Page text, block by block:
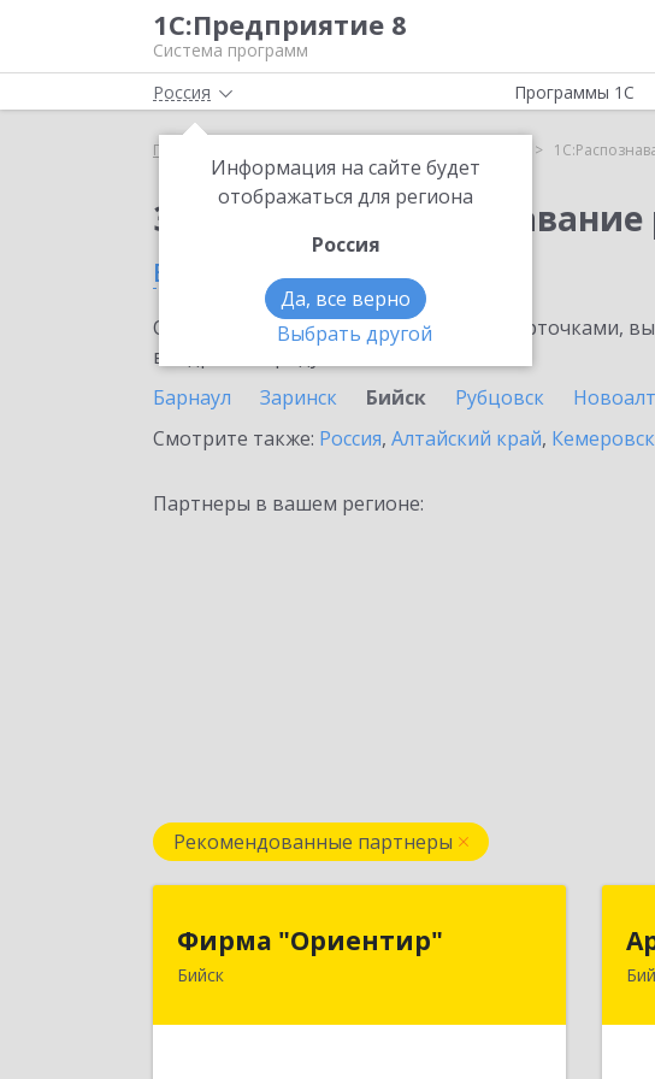
1С:Предприятие 8
Система программ
Россия
Информация на сайте будет
отображаться для региона
Россия
Да, все верно
Выбрать другой
Программы 1С
Главная
Заказать 1С:Распознавание
в Бийске
Ознакомьтесь с информационными карточками,
внедрение продукта.
Барнаул
Заринск Бийск Рубцовск
Смотрите также: Россия, Алтайский край,
Партнеры в вашем регионе:
Рекомендованные партнеры
Фирма "Ориентир"
Бийск